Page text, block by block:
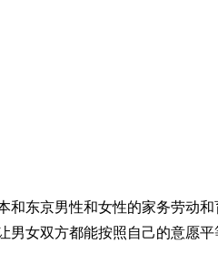
和东京男性和女性的家务劳动和
男女双方都能按照自己的意愿